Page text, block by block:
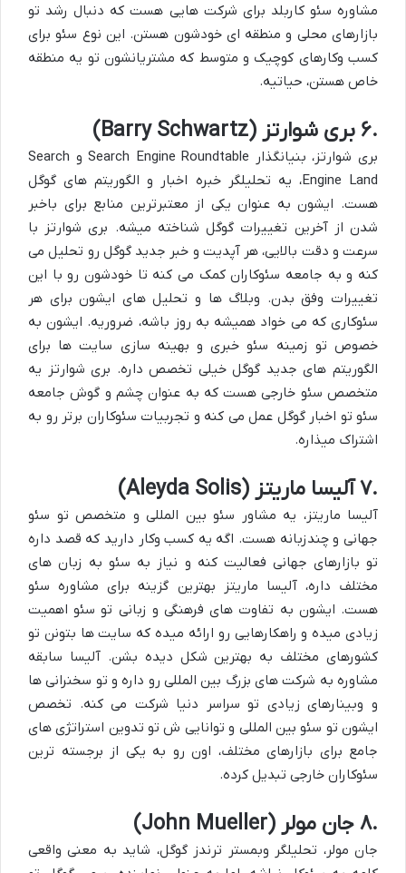
مشاوره سئو کاربلد برای شرکت هایی هست که دنبال رشد تو
بازارهای محلی و منطقه ای خودشون هستن. این نوع سئوبرای
کسب وکارهای کوچیک و متوسط که مشتریانشون تو یه منطقه
خاص هستن، حیاتیه.
۶. بری شوارتز (Barry Schwartz
)
بری شوارتز، بنیانگذار Search Engine Roundtableو Search
Engine Land، یه تحلیلگر خبره اخبار و الگوریتم های گوگل
هست. ایشون به عنوان یکی از معتبرترین منابع برای باخبر
شدن از آخرین تغییرات گوگل شناخته میشه. بری شوارتز با
سرعت و دقت بالایی، هر آپدیت و خبر جدید گوگل رو تحلیل می
کنه و به جامعه سئوکاران کمک می کنه تا خودشون رو با این
تغییرات وفق بدن. وبلاگ ها و تحلیل های ایشون برای هر
سئوکاری که می خواد همیشه به روز باشه، ضروریه. ایشون به
خصوص تو زمینه سئو خبری و بهینه سازی سایت ها برای
الگوریتم های جدید گوگل خیلی تخصص داره. بری شوارتز یه
متخصص سئو خارجیهست که به عنوان چشم و گوش جامعه
سئو تو اخبار گوگل عمل می کنه و تجربیات سئوکاران برتر رو به
اشتراک میذاره.
۷.آلیسا ماریتز (Aleyda Solis
)
آلیسا ماریتز، یه مشاور سئو بین المللی و متخصص تو سئو
جهانی و چندزبانه هست. اگه یه کسب وکار دارید که قصد داره
تو بازارهای جهانی فعالیت کنه و نیاز به سئو به زبان های
مختلف داره، آلیسا ماریتز بهترین گزینه برای مشاوره سئو
هست. ایشون به تفاوت های فرهنگی و زبانی تو سئو اهمیت
زیادی میده و راهکارهایی رو ارائه میده که سایت ها بتونن تو
کشورهای مختلف به بهترین شکل دیده بشن. آلیسا سابقه
مشاوره به شرکت های بزرگ بین المللی رو داره و تو سخنرانی ها
و وبینارهای زیادی تو سراسر دنیا شرکت می کنه. تخصص
ایشون تو سئو بین المللی و توانایی ش تو تدوین استراتژی های
جامع برای بازارهای مختلف، اون رو به یکی از برجسته ترین
سئوکاران خارجی تبدیل کرده.
۸. جان مولر (John Mueller
)
جان مولر، تحلیلگر وبمستر ترندز گوگل، شاید به معنی واقعی